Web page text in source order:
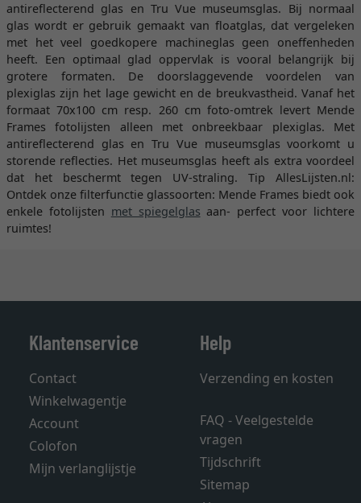
antireflecterend glas en Tru Vue museumsglas. Bij normaal
glas wordt er gebruik gemaakt van floatglas, dat vergeleken
met het veel goedkopere machineglas geen oneffenheden
heeft. Een optimaal glad oppervlak is vooral belangrijk bij
grotere formaten. De doorslaggevende voordelen van
plexiglas zijn het lage gewicht en de breukvastheid. Vanaf het
formaat 70x100 cm resp. 260 cm foto-omtrek levert Mende
Frames fotolijsten alleen met onbreekbaar plexiglas. Met
antireflecterend glas en Tru Vue museumsglas voorkomt u
storende reflecties. Het museumsglas heeft als extra voordeel
dat het beschermt tegen UV-straling. Tip AllesLijsten.nl:
Ontdek onze filterfunctie glassoorten: Mende Frames biedt ook
enkele fotolijsten met spiegelglas aan- perfect voor lichtere
ruimtes!
Klantenservice
Contact
Winkelwagentje
Account
Colofon
Mijn verlanglijstje
Help
Verzending en kosten
FAQ - Veelgestelde
vragen
Tijdschrift
Sitemap